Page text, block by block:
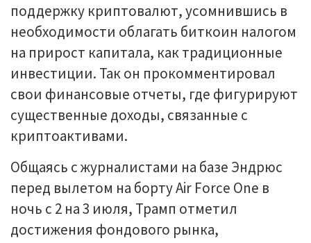
поддержку криптовалют, усомнившись в
необходимости облагать биткоин налогом
на прирост капитала, как традиционные
инвестиции. Так он прокомментировал
свои финансовые отчеты, где фигурируют
существенные доходы, связанные с
криптоактивами.
Общаясь с журналистами на базе Эндрюс
перед вылетом на борту Air Force One в
ночь с 2 на 3 июля, Трамп отметил
достижения фондового рынка,